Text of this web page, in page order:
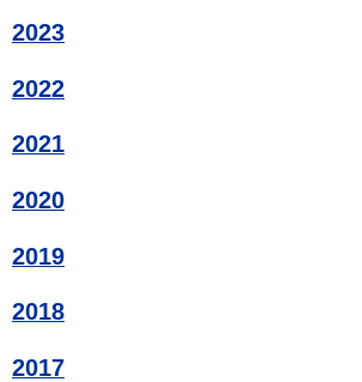
2023
2022
2021
2020
2019
2018
2017